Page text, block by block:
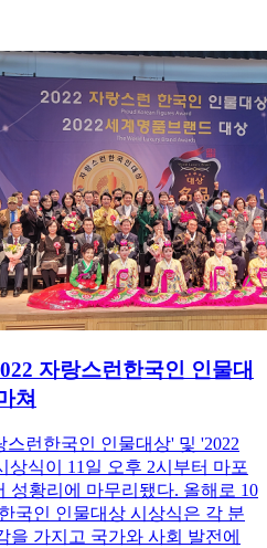
자랑스런한국인 인물대
쳐
스런한국인 인물대상' 및 '2022
식이 11일 오후 2시부터 마포
성황리에 마무리됐다. 올해로 10
국인 인물대상 시상식은 각 분
을 가지고 국가와 사회 발전에